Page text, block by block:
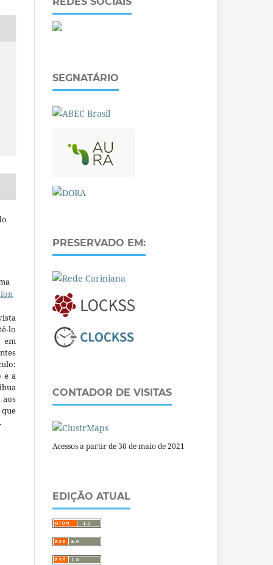
lo
em
e a
SEGNATÁRIO
PRESERVADO EM:
CONTADOR DE VISITAS
Acessos a partir de 30 de maio de 2021
EDIÇÃO ATUAL